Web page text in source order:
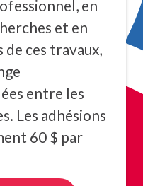
en
et en
ces travaux,
entre les
Les adhésions
60 $ par